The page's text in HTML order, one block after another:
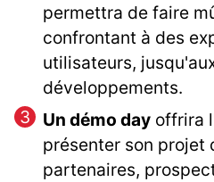
permettra de faire
confrontant à des
utilisateurs,
développements.
Un démo day offrira
présenter son projet
partenaires,